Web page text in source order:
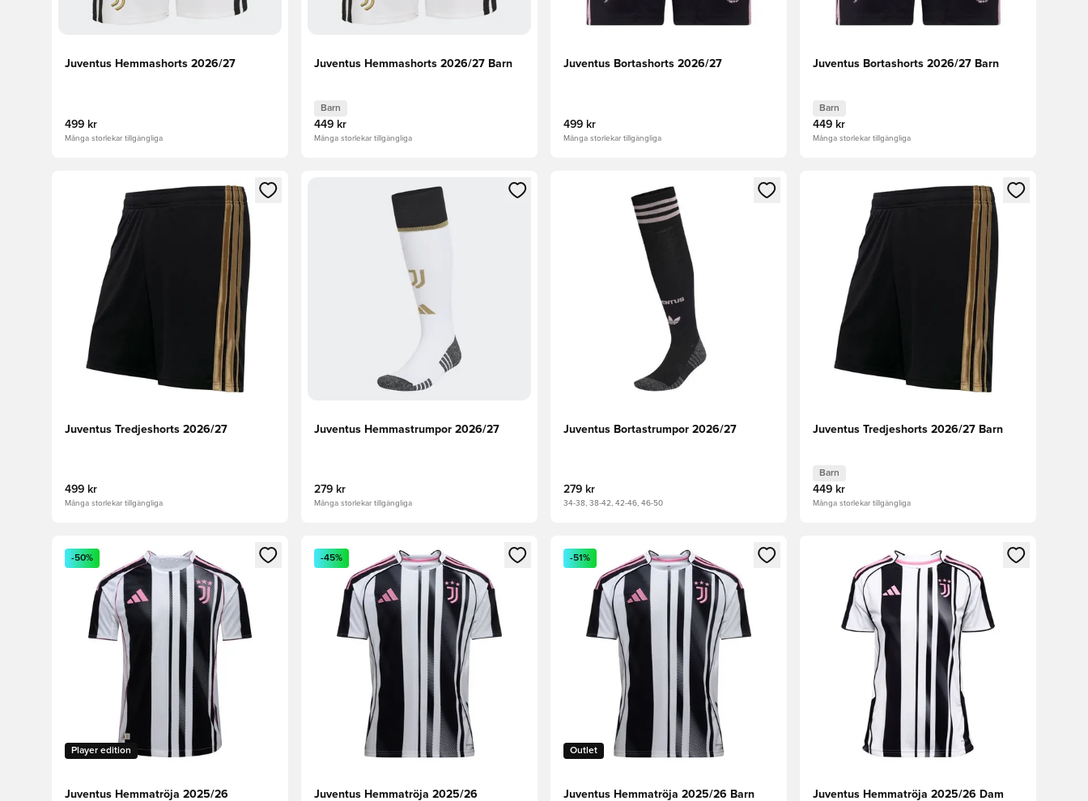
Juventus Hemmashorts 2026/27
499 kr
Många storlekar tillgängliga
Juventus Hemmashorts 2026/27 Barn
Barn
449 kr
Många storlekar tillgängliga
Juventus Bortashorts 2026/27
499 kr
Många storlekar tillgängliga
Juventus Bortashorts 2026/27 Barn
Barn
449 kr
Många storlekar tillgängliga
Öppnar en Modal för att logga in eller registrera dig som medlem
Juventus Tredjeshorts 2026/27
499 kr
Många storlekar tillgängliga
Öppnar en Modal för att logga in eller registrera dig som medlem
Juventus Hemmastrumpor 2026/27
279 kr
Många storlekar tillgängliga
Öppnar en Modal för att logga in eller registrera dig som medlem
Juventus Bortastrumpor 2026/27
279 kr
34-38, 38-42, 42-46, 46-50
Öppnar en Modal för att logga in eller registrera
Juventus Tredjeshorts 2026/27 Barn
Barn
449 kr
Många storlekar tillgängliga
Öppnar en Modal för att logga in eller registrera dig som medlem
Player edition
-50%
Juventus Hemmatröja 2025/26
Öppnar en Modal för att logga in eller registrera dig som medlem
-45%
Juventus Hemmatröja 2025/26
Öppnar en Modal för att logga in eller registrera dig som medlem
Outlet
-51%
Juventus Hemmatröja 2025/26 Barn
Öppnar en Modal för att logga in eller registrera
Juventus Hemmatröja 2025/26 Dam